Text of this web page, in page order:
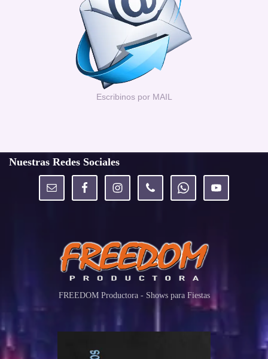
Escribinos por MAIL
Nuestras Redes Sociales
FREEDOM Productora - Shows para Fiestas